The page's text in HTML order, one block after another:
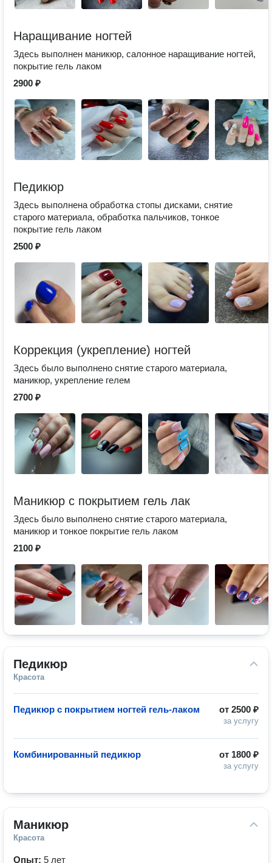
Наращивание ногтей
Здесь выполнен маникюр, салонное наращивание ногтей,
покрытие гель лаком
2900 ₽
Педикюр
Здесь выполнена обработка стопы дисками, снятие
старого материала, обработка пальчиков, тонкое
покрытие гель лаком
2500 ₽
Коррекция (укрепление) ногтей
Здесь было выполнено снятие старого материала,
маникюр, укрепление гелем
2700 ₽
Маникюр с покрытием гель лак
Здесь было выполнено снятие старого материала,
маникюр и тонкое покрытие гель лаком
2100 ₽
Педикюр
Красота
от 2500 ₽
за услугу
Педикюр с покрытием ногтей гель-лаком
от 1800 ₽
за услугу
Комбинированный педикюр
Маникюр
Красота
Опыт: 5 лет